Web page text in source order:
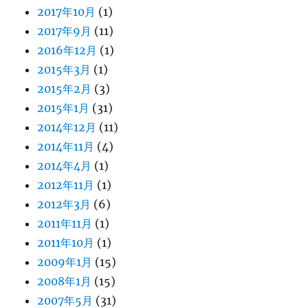
2017年10月 (1)
2017年9月 (11)
2016年12月 (1)
2015年3月 (1)
2015年2月 (3)
2015年1月 (31)
2014年12月 (11)
2014年11月 (4)
2014年4月 (1)
2012年11月 (1)
2012年3月 (6)
2011年11月 (1)
2011年10月 (1)
2009年1月 (15)
2008年1月 (15)
2007年5月 (31)